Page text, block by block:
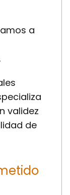
a
validez
de